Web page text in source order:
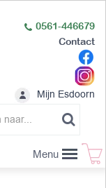
0561-446679
Contact
Mijn Esdoorn
Menu